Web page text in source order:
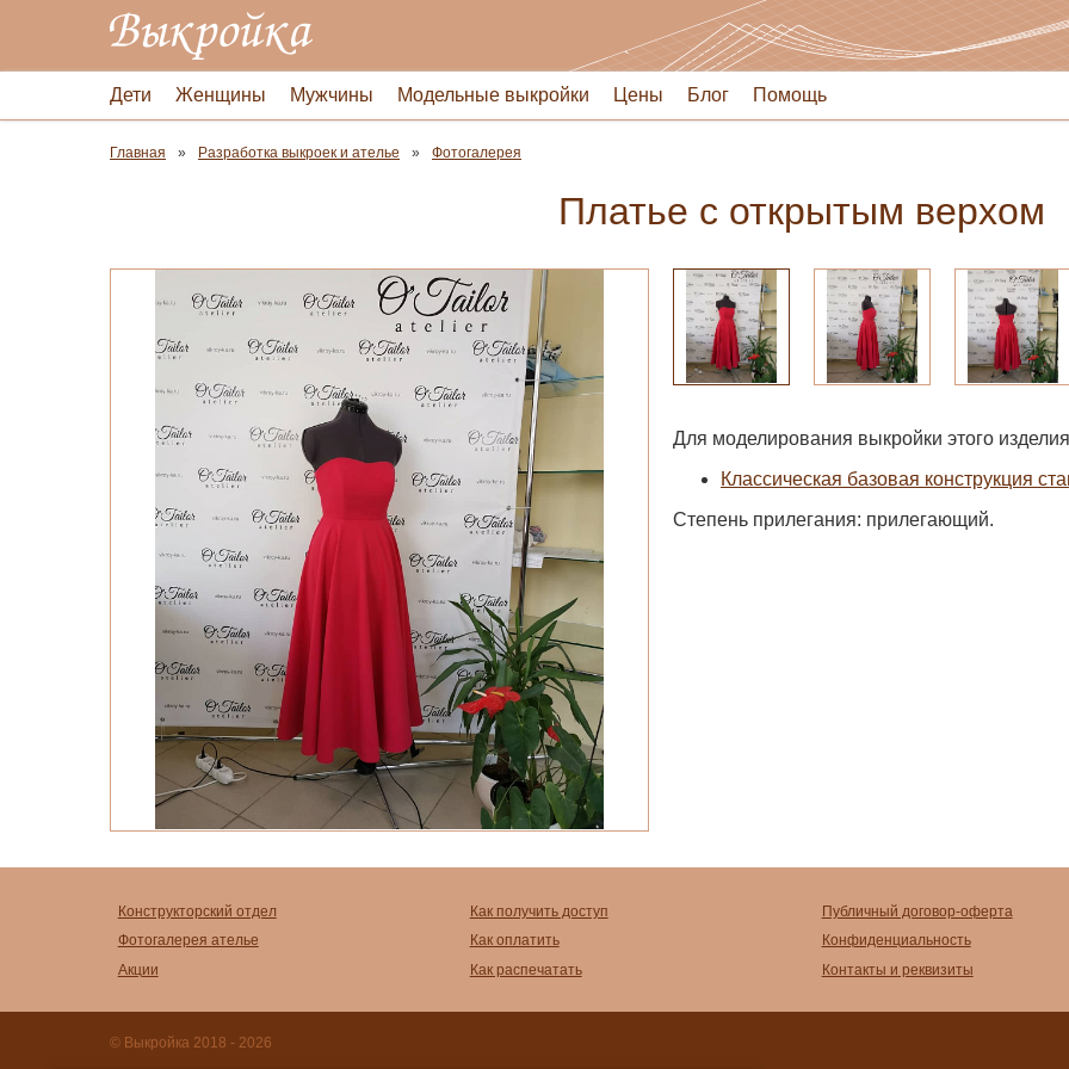
Дети Женщины Мужчины Модельные выкройки Цены Блог Помощь
Главная Разработка выкроек и ателье Фотогалерея
Платье с открытым верхом
Для моделирования выкройки этого
Классическая базовая конструкция
Степень прилегания: прилегающий.
Конструкторский отдел
Фотогалерея ателье
Акции
Как получить доступ
Как оплатить
Как распечатать
Публичный договор-оферта
Конфиденциальность
Контакты и реквизиты
© Выкройка 2018 - 2026